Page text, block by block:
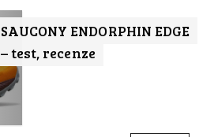
SAUCONY ENDORPHIN EDGE
– test, recenze